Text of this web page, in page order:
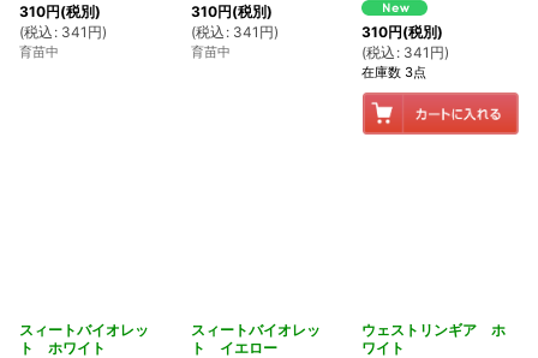
310円(税別)
(税込 : 341 円)
育苗中
310円(税別)
(税込 : 341 円)
育苗中
310円(税別)
(税込 : 341 円)
在庫数 3点
スィートバイオレッ
ト ホワイト
スィートバイオレッ
ト イエロー
ウェストリンギア ホ
ワイト